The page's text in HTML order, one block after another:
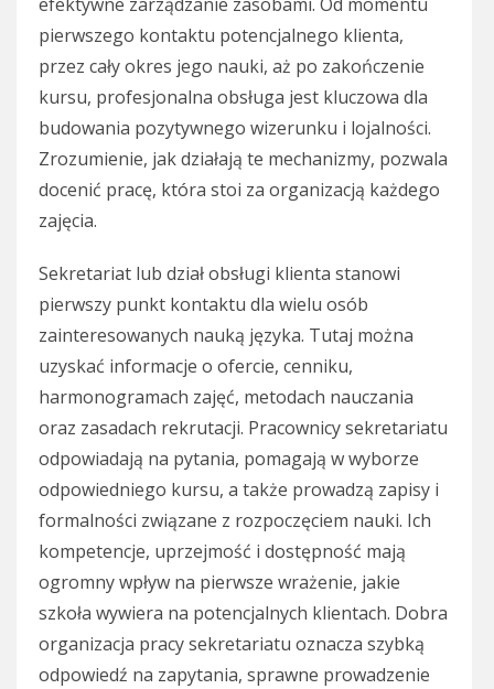
pierwszego kontaktu potencjalnego klienta,
przez cały okres jego nauki, aż po zakończenie
kursu, profesjonalna obsługa jest kluczowa dla
budowania pozytywnego wizerunku i lojalności.
Zrozumienie, jak działają te mechanizmy, pozwala
docenić pracę, która stoi za organizacją każdego
zajęcia.
Sekretariat lub dział obsługi klienta stanowi
pierwszy punkt kontaktu dla wielu osób
zainteresowanych nauką języka. Tutaj można
uzyskać informacje o ofercie, cenniku,
harmonogramach zajęć, metodach nauczania
oraz zasadach rekrutacji. Pracownicy sekretariatu
odpowiadają na pytania, pomagają w wyborze
odpowiedniego kursu, a także prowadzą zapisy i
formalności związane z rozpoczęciem nauki. Ich
kompetencje, uprzejmość i dostępność mają
ogromny wpływ na pierwsze wrażenie, jakie
szkoła wywiera na potencjalnych klientach. Dobra
organizacja pracy sekretariatu oznacza szybką
odpowiedź na zapytania, sprawne prowadzenie